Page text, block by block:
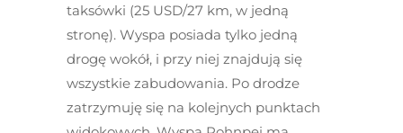
taksówki (25 USD/27 km, w jedną
stronę). Wyspa posiada tylko jedną
drogę wokół, i przy niej znajdują się
wszystkie zabudowania. Po drodze
zatrzymuję się na kolejnych punktach